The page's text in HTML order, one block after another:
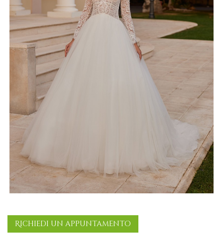
Richiedi un appuntamento